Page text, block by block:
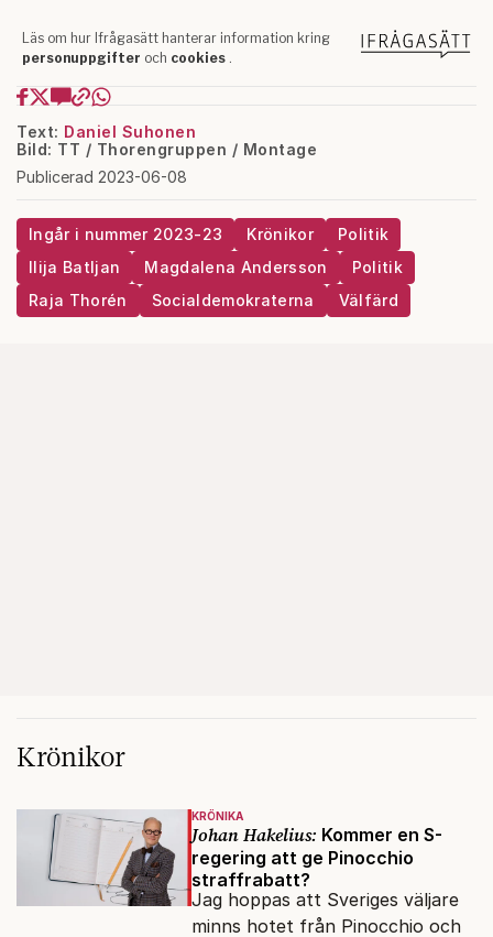
Text: Daniel Suhonen
Bild: TT / Thorengruppen / Montage
Publicerad 2023-06-08
Ingår i nummer 2023-23 Krönikor
Politik
Ilija Batljan
Magdalena Andersson
Politik
Raja Thorén
Socialdemokraterna Välfärd
Krönikor
KRÖNIKA
Johan Hakelius: Kommer en S-
regering att ge Pinocchio
straffrabatt?
Jag hoppas att Sveriges väljare
minns hotet från Pinocchio och